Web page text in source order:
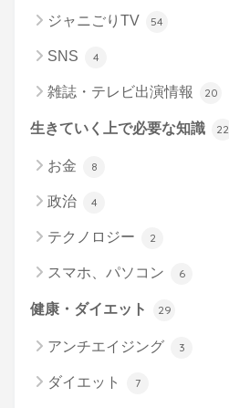
ジャニごりTV 54
SNS 4
雑誌・テレビ出演情報 20
生きていく上で必要な知識 22
お金 8
政治 4
テクノロジー 2
スマホ、パソコン 6
健康・ダイエット 29
アンチエイジング 3
ダイエット 7